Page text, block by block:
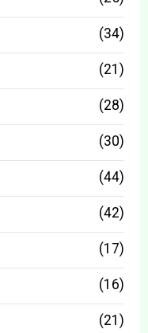
(34)
(21)
(28)
(30)
(44)
(42)
(17)
(16)
(21)